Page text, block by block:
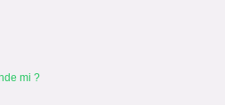
mi ?